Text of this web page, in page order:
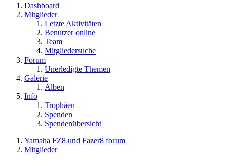
Dashboard
Mitglieder
Letzte Aktivitäten
Benutzer online
Team
Mitgliedersuche
Forum
Unerledigte Themen
Galerie
Alben
Info
Trophäen
Spenden
Spendenübersicht
Yamaha FZ8 und Fazer8 forum
Mitglieder